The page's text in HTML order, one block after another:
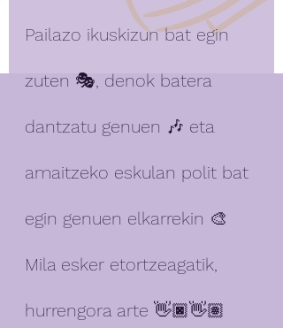
Pailazo ikuskizun bat egin
zuten 🎭, denok batera
dantzatu genuen 🎶 eta
amaitzeko eskulan polit bat
egin genuen elkarrekin 🎨
Mila esker etortzeagatik,
hurrengora arte 👋🏿👋🏽